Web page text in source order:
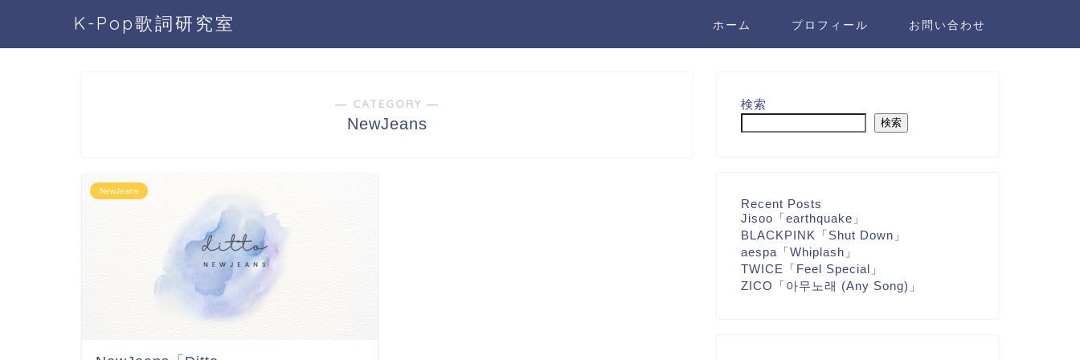
K-Pop歌詞研究室 ホーム プロフィール お問い合わせ
― CATEGORY ―
NewJeans
NewJeans
検索
検索
Recent Posts
Jisoo「earthquake」
BLACKPINK「Shut Down」
aespa「Whiplash」
TWICE「Feel Special」
ZICO「아무노래 (Any Song)」